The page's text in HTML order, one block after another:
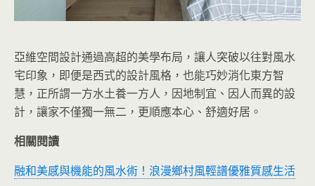
亞維空間設計通過高超的美學布局，讓人突破以往對風水
宅印象，即便是西式的設計風格，也能巧妙消化東方智
慧，正所謂一方水土養一方人，因地制宜、因人而異的設
計，讓家不僅獨一無二，更順應本心、舒適好居。
相關閱讀
融和美感與機能的風水術！浪漫鄉村風輕譜優雅質感生活